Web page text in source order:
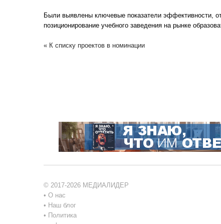
Были выявлены ключевые показатели эффективности,
позиционирование учебного заведения на рынке
« К списку проектов в номинации
© 2017-2026 МЕДИАЛИДЕР
• О нас
• Наш блог
• Политика